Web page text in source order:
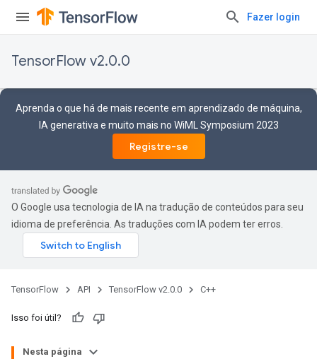
Fazer login
TensorFlow v2.0.0
Aprenda o que há de mais recente em aprendizado de máquina,
IA generativa e muito mais no WiML Symposium 2023
Registre-se
O Google usa tecnologia de IA na tradução de conteúdos para seu
idioma de preferência. As traduções com IA podem ter erros.
TensorFlow API TensorFlow v2.0.0 C++
Isso foi útil?
Nesta página